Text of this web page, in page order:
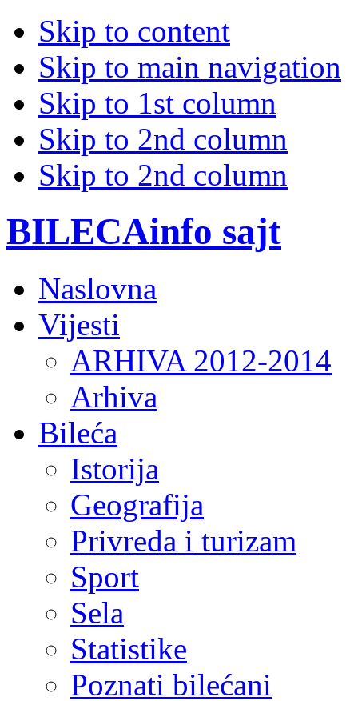
Skip to content
Skip to main navigation
Skip to 1st column
Skip to 2nd column
Skip to 2nd column
BILECAinfo sajt
Naslovna
Vijesti
ARHIVA 2012-2014
Arhiva
Bileća
Istorija
Geografija
Privreda i turizam
Sport
Sela
Statistike
Poznati bilećani